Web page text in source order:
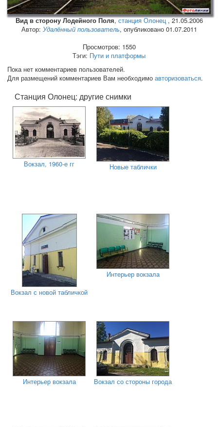
Вид в сторону Лодейного Поля,станция Олонец ,21.05.2006
Автор: Удалённый пользователь, опубликовано 01.07.2011
Просмотров: 1550
Тэги: Пути и платформы
Пока нет комментариев пользователей.
Для размещений комментариев Вам необходимо авторизоваться.
Станция Олонец: другие снимки
Вокзал, 1960-е гг Новые таблички
Вокзал с новой табличкой
Интерьер вокзала
Интерьер вокзала Вокзал со стороны города